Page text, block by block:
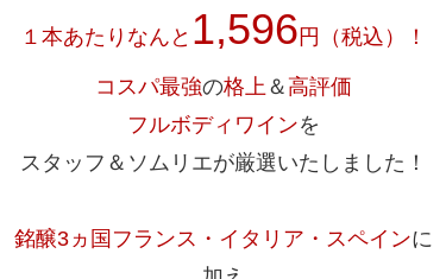
１本あたりなんと 1,596円（税込）！
コスパ最強の格上 ＆高評価
フルボディワインを
スタッフ＆ソムリエが厳選いたしました！
銘醸3ヵ国フランス・イタリア・スペインに